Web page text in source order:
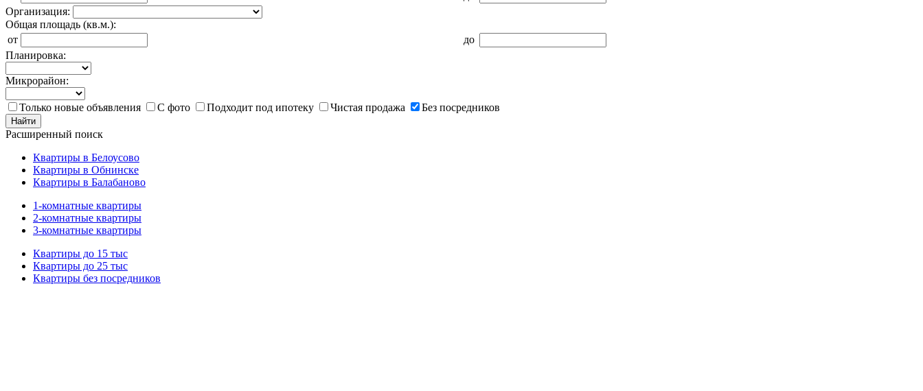
Организация:
Общая площадь (кв.м.):
от
до
Планировка:
Микрорайон:
Только новые объявления С фото Подходит под ипотеку Чистая продажа Без посредников
Найти
Расширенный поиск
Квартиры в Белоусово
Квартиры в Обнинске
Квартиры в Балабаново
1-комнатные квартиры
2-комнатные квартиры
3-комнатные квартиры
Квартиры до 15 тыс
Квартиры до 25 тыс
Квартиры без посредников